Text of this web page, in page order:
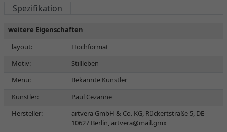
Spezifikation
weitere Eigenschaften
layout:
Hochformat
Motiv:
Stillleben
Menü:
Bekannte Künstler
Künstler:
Paul Cezanne
Hersteller:
artvera GmbH & Co. KG, Rückertstraße 5, DE
10627 Berlin, artvera@mail.gmx